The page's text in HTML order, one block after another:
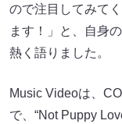
ので注目してみて
ます！」と、自身
熱く語りました。
Music Videoは、
で、“Not Puppy